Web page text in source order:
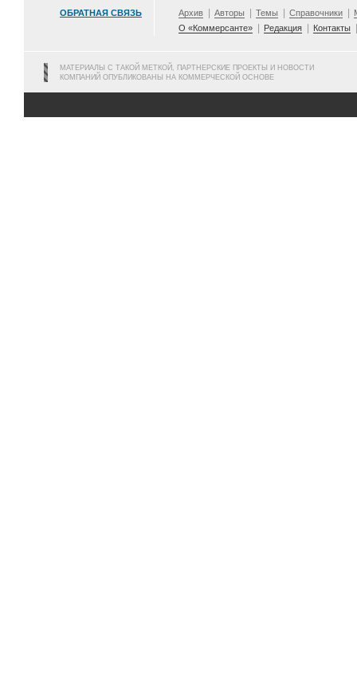
ОБРАТНАЯ СВЯЗЬ Архив Авторы Темы Справочники
О «Коммерсанте»
Редакция Контакты
МАТЕРИАЛЫ С ТАКОЙ МЕТКОЙ, ПАРТНЕРСКИЕ ПРОЕКТЫ И НОВОСТИ
КОМПАНИЙ ОПУБЛИКОВАНЫ НА КОММЕРЧЕСКОЙ ОСНОВЕ